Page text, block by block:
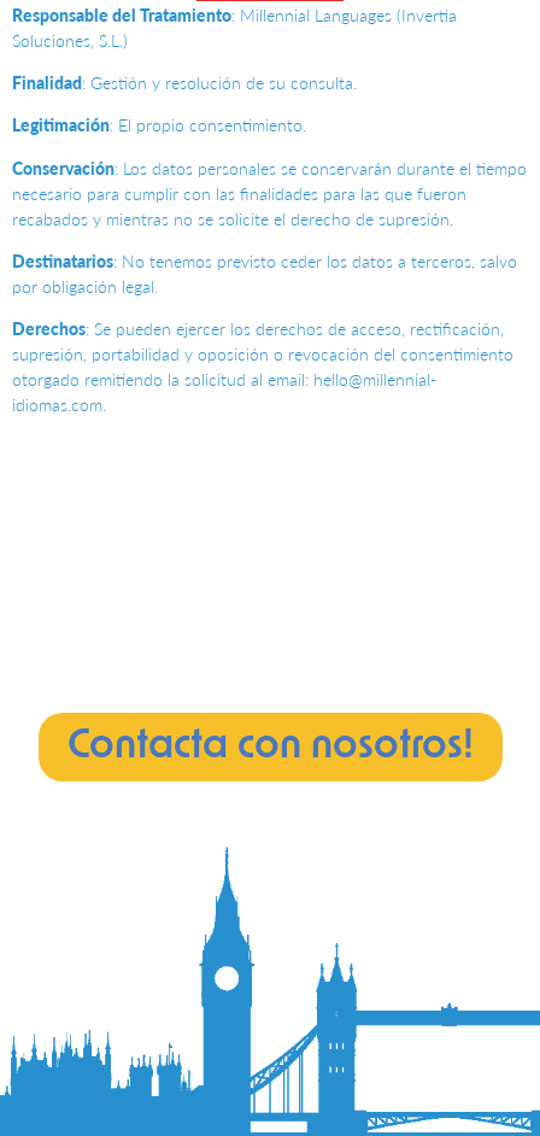
Responsable del Tratamiento: Millennial Languages (Invertia
Soluciones, S.L.)
Finalidad: Gestión y resolución de su consulta.
Legitimación: El propio consentimiento.
Conservación: Los datos personales se conservarán durante el tiempo
necesario para cumplir con las finalidades para las que fueron
recabados y mientras no se solicite el derecho de supresión.
Destinatarios: No tenemos previsto ceder los datos a terceros, salvo
por obligación legal.
Derechos: Se pueden ejercer los derechos de acceso, rectificación,
supresión, portabilidad y oposición o revocación del consentimiento
otorgado remitiendo la solicitud al email: hello@millennial-
idiomas.com.
Contacta con nosotros!